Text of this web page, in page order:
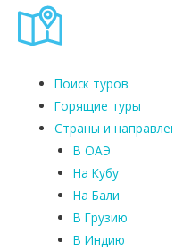
Поиск туров
Горящие туры
Страны и
В ОАЭ
На Кубу
На Бали
В Грузию
В Индию